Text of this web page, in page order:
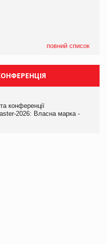
повний список
конференції
2026: Власна марка -